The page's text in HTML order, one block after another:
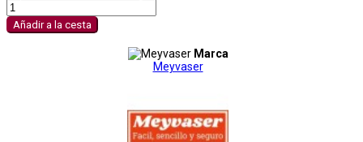
Añadir a la cesta
Marca
Meyvaser